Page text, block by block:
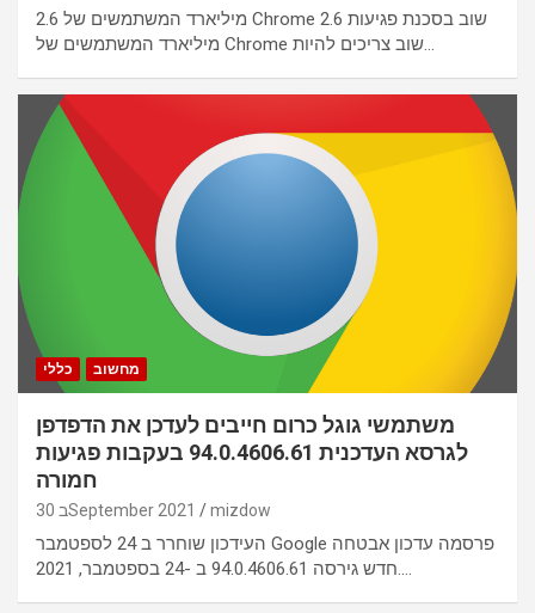
2.6 מיליארד המשתמשים של Chrome שוב בסכנת פגיעות 2.6
כללי מחשוב
משתמשי גוגל כרום חייבים לעדכן את הדפדפן
לגרסא העדכנית 94.0.4606.61 בעקבות פגיעות
חמורה
30 בSeptember 2021 mizdow
העידכון שוחרר ב 24 לספטמבר Google פרסמה עדכון אבטחה
חדש גירסה 94.0.4606.61 ב -24 בספטמבר, 2021.…